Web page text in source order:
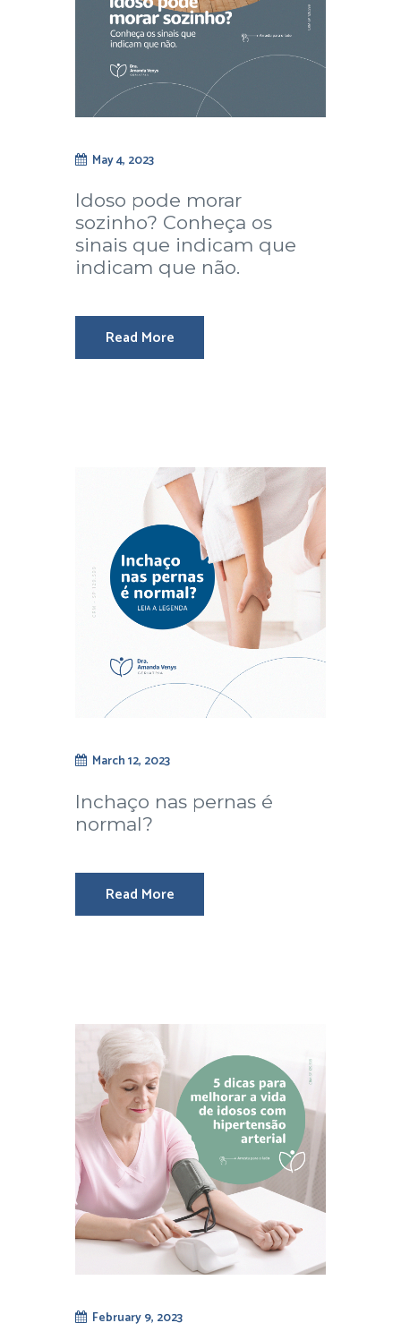
May 4, 2023
Idoso pode morar
sozinho? Conheça os
sinais que indicam que
indicam que não.
Read More
March 12, 2023
Inchaço nas pernas é
normal?
Read More
February 9, 2023